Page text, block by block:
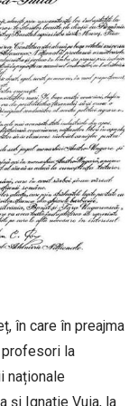
în care în preajma
profesori la
naționale
și Ignatie Vuia, la